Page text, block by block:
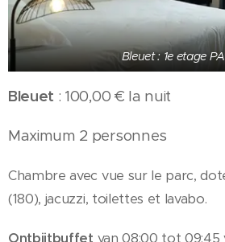
Bleuet : 1e etage
Bleuet : 100,00 € la nuit
Maximum 2 personnes
Chambre avec vue sur le parc,
(180), jacuzzi, toilettes et lavabo.